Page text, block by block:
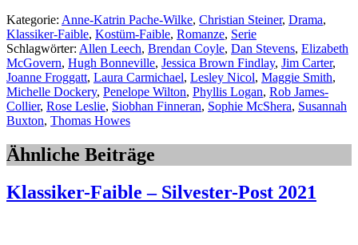
Kategorie: Anne-Katrin Pache-Wilke, Christian Steiner, Drama,
Klassiker-Faible, Kostüm-Faible, Romanze, Serie
Schlagwörter: Allen Leech, Brendan Coyle, Dan Stevens, Elizabeth
McGovern, Hugh Bonneville, Jessica Brown Findlay, Jim Carter,
Joanne Froggatt, Laura Carmichael, Lesley Nicol, Maggie Smith,
Michelle Dockery, Penelope Wilton, Phyllis Logan, Rob James-
Collier, Rose Leslie, Siobhan Finneran, Sophie McShera, Susannah
Buxton, Thomas Howes
Ähnliche Beiträge
Klassiker-Faible – Silvester-Post 2021